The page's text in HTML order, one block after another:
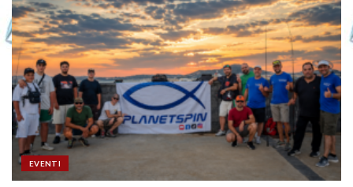
EVENTI